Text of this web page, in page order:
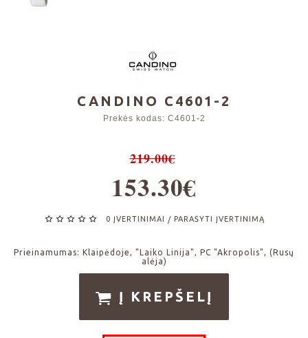
CANDINO C4601-2
Prekės kodas: C4601-2
219.00€
153.30€
0 ĮVERTINIMAI / PARAŠYTI ĮVERTINIMĄ
Prieinamumas:
Klaipėdoje, "Laiko Linija", PC "Akropolis", (Rusų
alėja)
Į KREPŠELĮ